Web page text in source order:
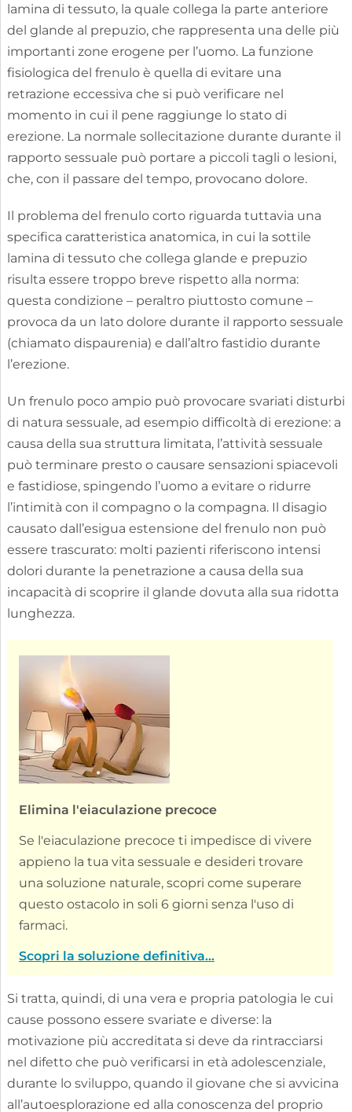
lamina di tessuto, la quale collega la parte anteriore
del glande al prepuzio, che rappresenta una delle più
importanti zone erogene per l’uomo. La funzione
fisiologica del frenulo è quella di evitare una
retrazione eccessiva che si può verificare nel
momento in cui il pene raggiunge lo stato di
erezione. La normale sollecitazione durante durante il
rapporto sessuale può portare a piccoli tagli o lesioni,
che, con il passare del tempo, provocano dolore.
Il problema del frenulo corto riguarda tuttavia una
specifica caratteristica anatomica, in cui la sottile
lamina di tessuto che collega glande e prepuzio
risulta essere troppo breve rispetto alla norma:
questa condizione – peraltro piuttosto comune –
provoca da un lato dolore durante il rapporto sessuale
(chiamato dispaurenia) e dall’altro fastidio durante
l’erezione.
Un frenulo poco ampio può provocare svariati disturbi
di natura sessuale, ad esempio difficoltà di erezione: a
causa della sua struttura limitata, l’attività sessuale
può terminare presto o causare sensazioni spiacevoli
e fastidiose, spingendo l’uomo a evitare o ridurre
l’intimità con il compagno o la compagna. Il disagio
causato dall’esigua estensione del frenulo non può
essere trascurato: molti pazienti riferiscono intensi
dolori durante la penetrazione a causa della sua
incapacità di scoprire il glande dovuta alla sua ridotta
lunghezza.
Elimina l'eiaculazione precoce
Se l'eiaculazione precoce ti impedisce di vivere
appieno la tua vita sessuale e desideri trovare
una soluzione naturale, scopri come superare
questo ostacolo in soli 6 giorni senza l'uso di
farmaci.
Scopri la soluzione definitiva...
Si tratta, quindi, di una vera e propria patologia le cui
cause possono essere svariate e diverse: la
motivazione più accreditata si deve da rintracciarsi
nel difetto che può verificarsi in età adolescenziale,
durante lo sviluppo, quando il giovane che si avvicina
all’autoesplorazione ed alla conoscenza del proprio